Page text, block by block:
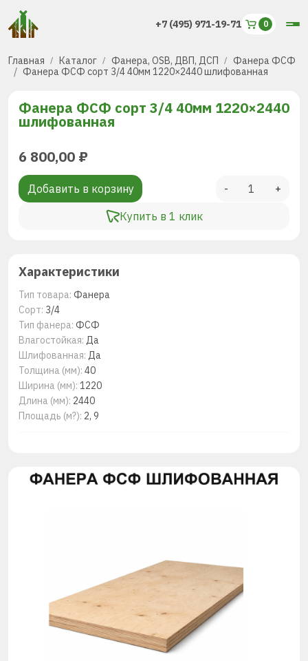
+7 (495) 971-19-71
Главная Каталог Фанера, OSB, ДВП, ДСП
Фанера ФСФ
Фанера ФСФ сорт 3/4 40мм 1220×2440 шлифованная
Фанера ФСФ сорт 3/4 40мм 1220×2440
шлифованная
6 800,00 ₽
Добавить в корзину
Купить в 1 клик
- +
Характеристики
Тип товара: Фанера
Сорт: 3/4
Тип фанера: ФСФ
Влагостойкая: Да
Шлифованная: Да
Толщина (мм): 40
Ширина (мм): 1220
Длина (мм): 2440
Площадь (м?): 2, 9